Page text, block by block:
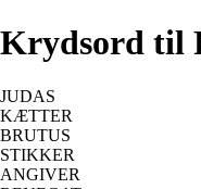
Krydsord til
JUDAS
KÆTTER
BRUTUS
STIKKER
ANGIVER